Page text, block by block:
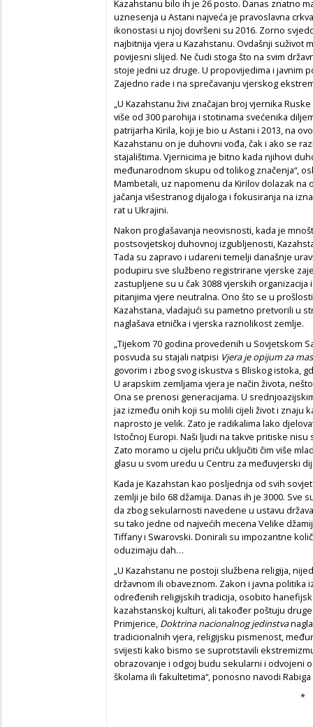
Kazahstanu bilo ih je 26 posto. Danas znatno
uznesenja u Astani najveća je pravoslavna
ikonostasi u njoj dovršeni su 2016. Zorno
najbitnija vjera u Kazahstanu. Ovdašnji suživot
povijesni slijed. Ne čudi stoga što na svim
stoje jedni uz druge. U propovijedima i javnim
Zajedno rade i na sprečavanju vjerskog
„U Kazahstanu živi značajan broj vjernika
više od 300 parohija i stotinama svećenika
patrijarha Kirila, koji je bio u Astani i 2013, na
Kazahstanu on je duhovni vođa, čak i ako se
stajalištima. Vjernicima je bitno kada njihovi
međunarodnom skupu od tolikog značenja“,
Mambetali, uz napomenu da Kirilov dolazak
jačanja višestranog dijaloga i fokusiranja na
rat u Ukrajini.
Nakon proglašavanja neovisnosti, kada je
postsovjetskoj duhovnoj izgubljenosti,
Tada su zapravo i udareni temelji današnje
podupiru sve službeno registrirane vjerske
zastupljene su u čak 3088 vjerskih
pitanjima vjere neutralna. Ono što se u
Kazahstana, vladajući su pametno pretvorili u
naglašava etnička i vjerska raznolikost zemlje.
„Tijekom 70 godina provedenih u Sovjetskom
posvuda su stajali natpisi Vjera je opijum za
govorim i zbog svog iskustva s Bliskog istoka,
U arapskim zemljama vjera je način života,
Ona se prenosi generacijama. U
jaz između onih koji su molili cijeli život i znaju
naprosto je velik. Zato je radikalima lako
Istočnoj Europi. Naši ljudi na takve pritiske
Zato moramo u cijelu priču uključiti čim više
glasu u svom uredu u Centru za međuvjerski
Kada je Kazahstan kao posljednja od svih
zemlji je bilo 68 džamija. Danas ih je 3000. Sve
da zbog sekularnosti navedene u ustavu
su tako jedne od najvećih mecena Velike
Tiffany i Swarovski. Donirali su impozantne
oduzimaju dah…
„U Kazahstanu ne postoji službena religija,
državnom ili obaveznom. Zakon i javna
određenih religijskih tradicija, osobito
kazahstanskoj kulturi, ali također poštuju
Primjerice, Doktrina nacionalnog jedinstva
tradicionalnih vjera, religijsku pismenost,
svijesti kako bismo se suprotstavili
obrazovanje i odgoj budu sekularni i odvojeni
školama ili fakultetima“, ponosno navodi
*